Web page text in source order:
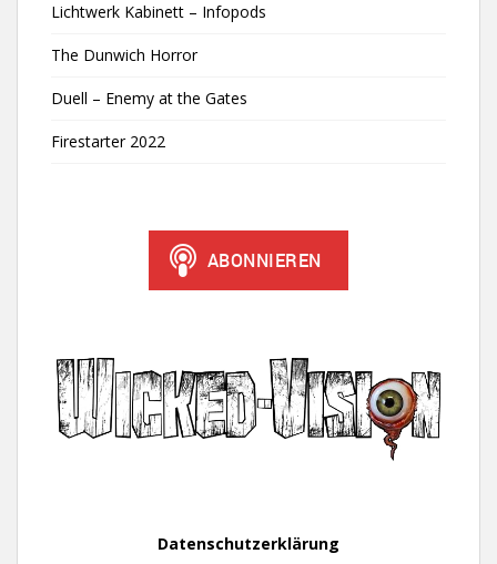
Lichtwerk Kabinett – Infopods
The Dunwich Horror
Duell – Enemy at the Gates
Firestarter 2022
Datenschutzerklärung